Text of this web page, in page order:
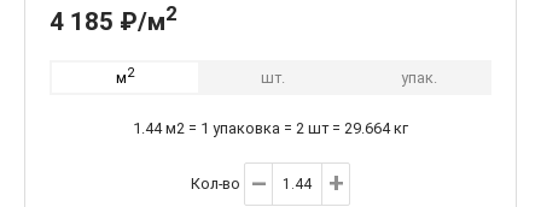
4 185 ₽/м2
м2 шт. упак.
1.44 м2 = 1 упаковка = 2 шт = 29.664 кг
Кол-во